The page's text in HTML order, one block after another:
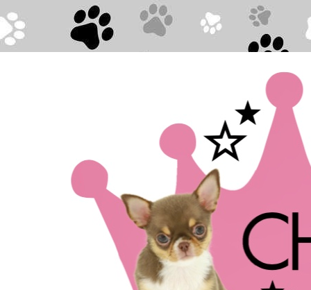
Direkt zum Seiteninhalt